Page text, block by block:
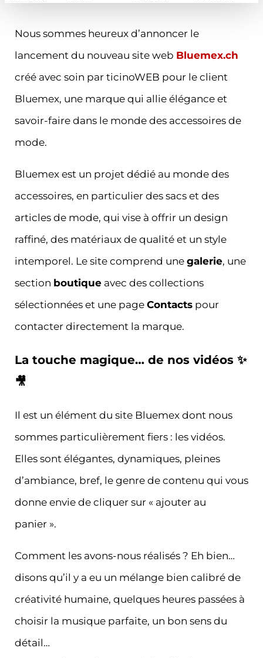
Nous sommes heureux d’annoncer le
lancement du nouveau site web Bluemex.ch
créé avec soin par ticinoWEB pour le client
Bluemex, une marque qui allie élégance et
savoir-faire dans le monde des accessoires de
mode.
Bluemex est un projet dédié au monde des
accessoires, en particulier des sacs et des
articles de mode, qui vise à offrir un design
raffiné, des matériaux de qualité et un style
intemporel. Le site comprend une galerie, une
section boutique avec des collections
sélectionnées et une page Contacts pour
contacter directement la marque.
La touche magique… de nos vidéos ✨
🎥
Il est un élément du site Bluemex dont nous
sommes particulièrement fiers : les vidéos.
Elles sont élégantes, dynamiques, pleines
d’ambiance, bref, le genre de contenu qui vous
donne envie de cliquer sur « ajouter au
panier ».
Comment les avons-nous réalisés ? Eh bien…
disons qu’il y a eu un mélange bien calibré de
créativité humaine, quelques heures passées à
choisir la musique parfaite, un bon sens du
détail…